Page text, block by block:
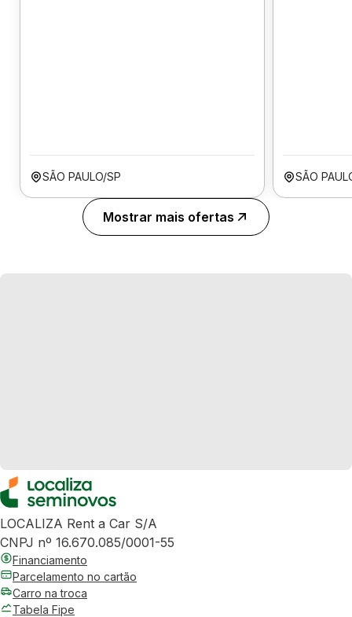
SÃO PAULO/SP SÃO
Mostrar mais ofertas
LOCALIZA Rent a Car S/A
CNPJ nº 16.670.085/0001-55
Financiamento
Parcelamento no cartão
Carro na troca
Tabela Fipe